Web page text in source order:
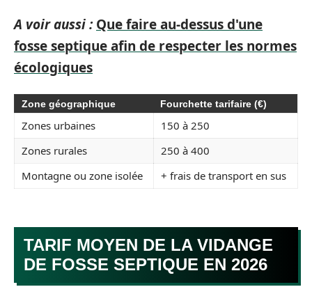
A voir aussi : Que faire au-dessus d'une
fosse septique afin de respecter les normes
écologiques
Zone géographique Fourchette tarifaire (€)
Zones urbaines
150 à 250
Zones rurales
250 à 400
Montagne ou zone isolée
+ frais de transport en sus
TARIF MOYEN DE LA VIDANGE
DE FOSSE SEPTIQUE EN 2026